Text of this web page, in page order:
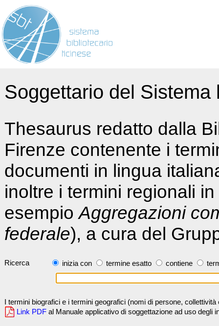
Soggettario del
Thesaurus redatto dalla
Firenze contenente i
documenti in lingua
inoltre i termini regionali
esempioAggregazioni
federale), a cura del
Ricerca inizia con termine esatto contiene
I termini biografici e i termini geografici (nomi di persone,
Link PDF al Manuale applicativo di soggettazione ad uso degli